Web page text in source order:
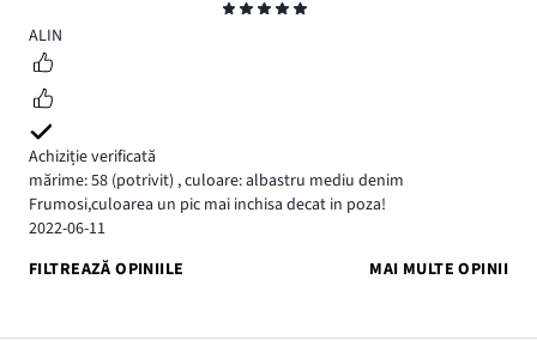
5
ALIN
Achiziție verificată
mărime: 58 (potrivit) ,culoare: albastru mediu denim
Frumosi,culoarea un pic mai inchisa decat in poza!
2022-06-11
FILTREAZĂ OPINIILE
MAI MULTE OPINII